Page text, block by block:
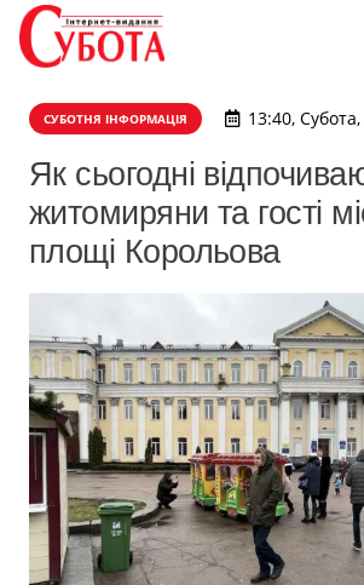
СУБОТНЯ ІНФОРМАЦІЯ 13:40,
Як сьогодні
житомиряни та гості
площі Корольова